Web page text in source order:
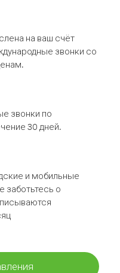
на ваш счёт
звонки со
звонки по
30 дней.
и мобильные
заботьтесь о